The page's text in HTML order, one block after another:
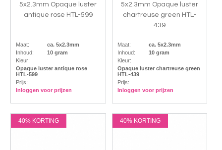
5x2.3mm Opaque luster
antique rose HTL-599
Maat:
ca. 5x2.3mm
Inhoud:
10 gram
Kleur:
Opaque luster antique rose
HTL-599
Prijs:
Inloggen voor prijzen
5x2.3mm Opaque luster
chartreuse green HTL-
439
Maat:
ca. 5x2.3mm
Inhoud:
10 gram
Kleur:
Opaque luster chartreuse green
HTL-439
Prijs:
Inloggen voor prijzen
40% KORTING 40% KORTING